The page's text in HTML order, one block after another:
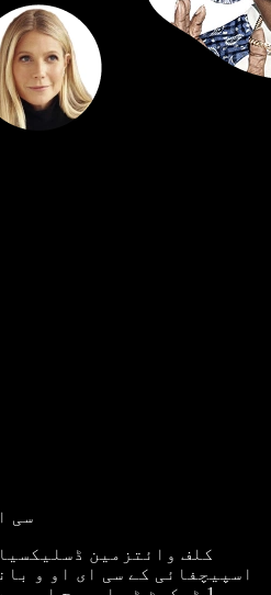
سی
کلف وائتزمین
اسپیچفائی کے سی ای او و